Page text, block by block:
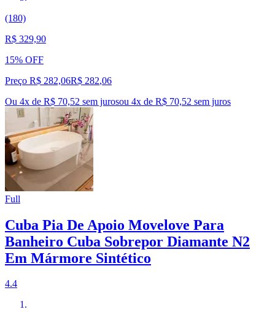
(180)
R$ 329,90
15% OFF
Preço R$ 282,06R$ 282,06
Ou 4x de R$ 70,52 sem jurosou 4x de R$ 70,52 sem juros
Full
Cuba Pia De Apoio Movelove Para
Banheiro Cuba Sobrepor Diamante N2
Em Mármore Sintético
4.4